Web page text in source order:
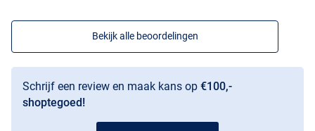
Bekijk alle beoordelingen
Schrijf een review en maak kans op €100,-
shoptegoed!